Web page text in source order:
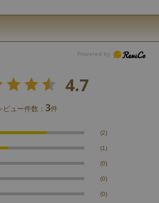
4.7
ビュー件数：3件
(2)
(1)
(0)
(0)
(0)